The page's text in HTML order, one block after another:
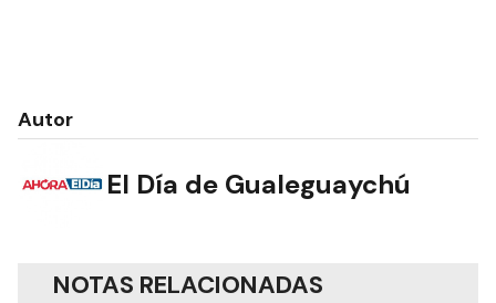
Autor
El Día de Gualeguaychú
NOTAS RELACIONADAS